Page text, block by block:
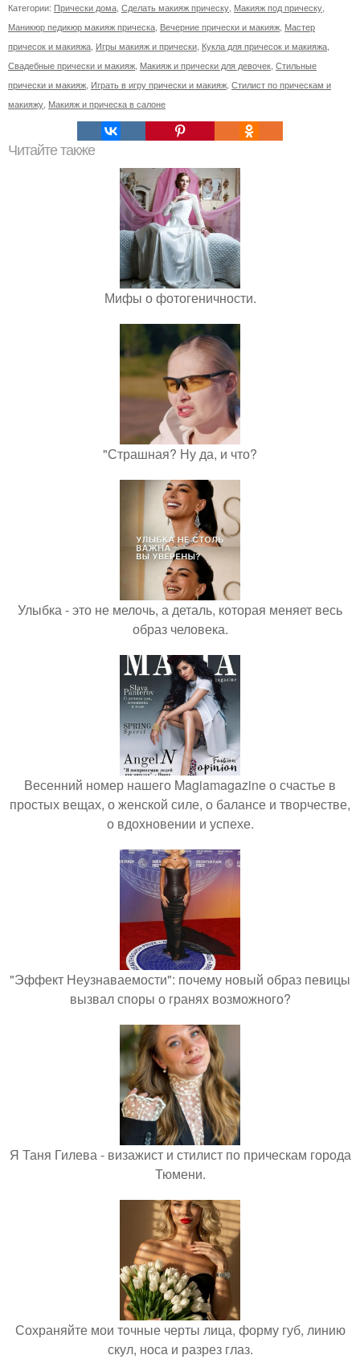
Категории: Прически дома Сделать макияж прическу Макияж под прическу
Маникюр педикюр макияж прическа Вечерние прически и макияж Мастер
причесок и макияжа Игры макияж и прически Кукла для причесок и макияжа
Свадебные прически и макияж Макияж и прически для девочек Стильные
прически и макияж Играть в игру прически и макияж Стилист по прическам и
макияжу Макияж и прическа в салоне
Читайте также
Мифы о фотогеничности.
"Страшная? Ну да, и что?
Улыбка - это не мелочь, а деталь, которая меняет весь
образ человека.
Весенний номер нашего Magiamagazine о счастье в
простых вещах, о женской силе, о балансе и творчестве,
о вдохновении и успехе.
"Эффект Неузнаваемости": почему новый образ певицы
вызвал споры о гранях возможного?
Я Таня Гилева - визажист и стилист по прическам города
Тюмени.
Сохраняйте мои точные черты лица, форму губ, линию
скул, носа и разрез глаз.